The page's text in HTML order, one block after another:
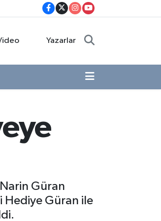
Yazarlar
Güran
Hediye Güran ile